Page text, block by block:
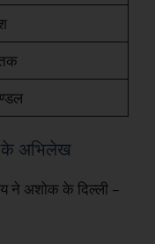
के अभिलेख
ने अशोक के दिल्ली –